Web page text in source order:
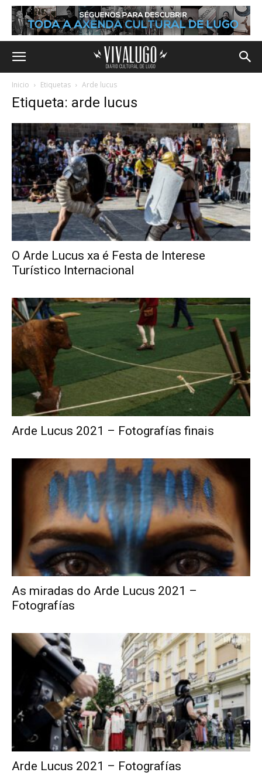
Inicio Etiquetas Arde lucus
Etiqueta: arde lucus
O Arde Lucus xa é Festa de Interese
Turístico Internacional
Arde Lucus 2021 – Fotografías finais
As miradas do Arde Lucus 2021 –
Fotografías
Arde Lucus 2021 – Fotografías